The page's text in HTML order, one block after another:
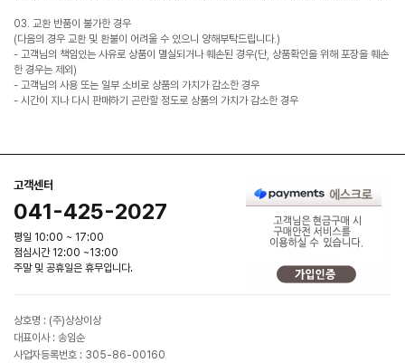
03. 교환 반품이 불가한 경우
(다음의 경우 교환 및 환불이 어려울 수 있으니 양해부탁드립니다.)
- 고객님의 책임있는 사유로 상품이 멸실되거나 훼손된 경우(단, 상품확인을 위해 포장을 훼손
한 경우는 제외)
- 고객님의 사용 또는 일부 소비로 상품의 가치가 감소한 경우
- 시간이 지나 다시 판매하기 곤란할 정도로 상품의 가치가 감소한 경우
고객센터
041-425-2027
평일 10:00 ~ 17:00
점심시간 12:00 ~13:00
주말 및 공휴일은 휴무입니다.
상호명 : (주)상상이상
대표이사 : 송임순
사업자등록번호 : 305-86-00160